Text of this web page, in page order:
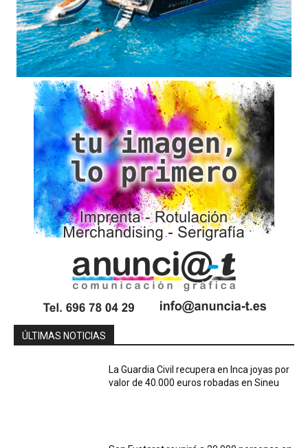
ÚLTIMAS NOTICIAS
La Guardia Civil recupera en Inca joyas por
valor de 40.000 euros robadas en Sineu